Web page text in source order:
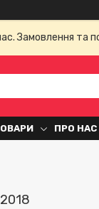
Замовлення та
ПРО НАС